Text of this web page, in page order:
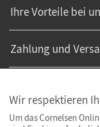
Ihre Vorteile bei
Zahlung und
Wir respektieren
Um das Cornelsen